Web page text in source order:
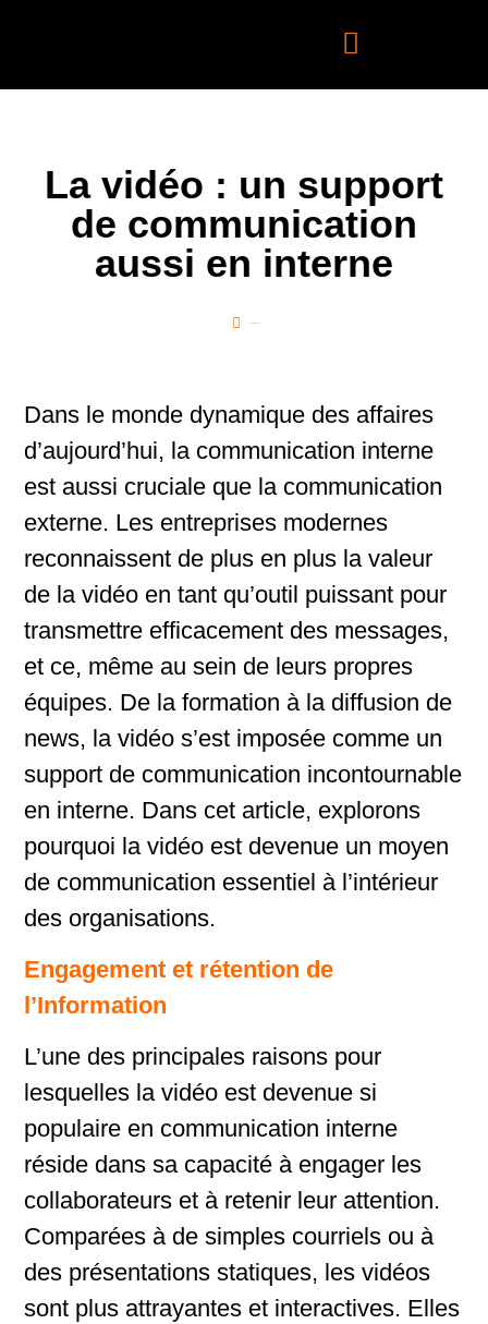
La vidéo : un support
de communication
aussi en interne
Dans le monde dynamique des affaires
d’aujourd’hui, la communication interne
est aussi cruciale que la communication
externe. Les entreprises modernes
reconnaissent de plus en plus la valeur
de la vidéo en tant qu’outil puissant pour
transmettre efficacement des messages,
et ce, même au sein de leurs propres
équipes. De la formation à la diffusion de
news, la vidéo s’est imposée comme un
support de communication incontournable
en interne. Dans cet article, explorons
pourquoi la vidéo est devenue un moyen
de communication essentiel à l’intérieur
des organisations.
Engagement et rétention de
l’Information
L’une des principales raisons pour
lesquelles la vidéo est devenue si
populaire en communication interne
réside dans sa capacité à engager les
collaborateurs et à retenir leur attention.
Comparées à de simples courriels ou à
des présentations statiques, les vidéos
sont plus attrayantes et interactives. Elles